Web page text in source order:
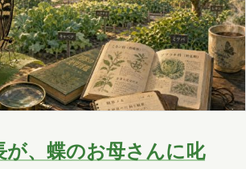
Manager
Copilot
Dynamics 365
Exchange Online
GPT
Intellectra
Intune
が、蝶のお母さんに叱